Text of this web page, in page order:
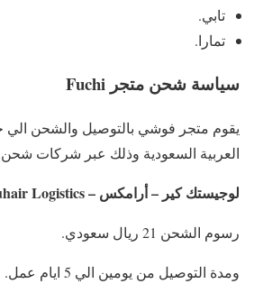
تابي.
تمارا.
سياسة شحن متجر Fuchi
يقوم متجر فوشي بالتوصيل والشحن الي
العربية السعودية وذلك عبر شركات
لوجيستك كير – أرامكس – Al-Zuhair Logistics :
رسوم الشحن 21 ريال سعودي.
ومدة التوصيل من يومين الي 5 ايام عمل.